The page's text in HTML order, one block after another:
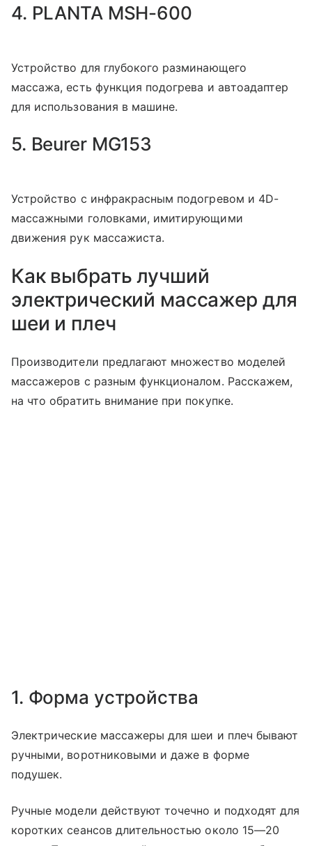
4. PLANTA MSH-600
Устройство для глубокого разминающего
массажа, есть функция подогрева и автоадаптер
для использования в машине.
5. Beurer MG153
Устройство с инфракрасным подогревом и 4D-
массажными головками, имитирующими
движения рук массажиста.
Как выбрать лучший
электрический массажер для
шеи и плеч
Производители предлагают множество моделей
массажеров с разным функционалом. Расскажем,
на что обратить внимание при покупке.
1. Форма устройства
Электрические массажеры для шеи и плеч бывают
ручными, воротниковыми и даже в форме
подушек.
Ручные модели действуют точечно и подходят для
коротких сеансов длительностью около 15—20